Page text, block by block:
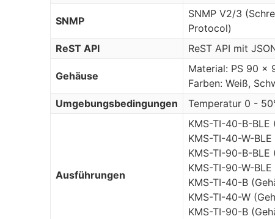
SNMP
SNMP V2/3
Protocol)
ReST API
ReST API mit
Gehäuse
Material: PS 90 x
Farben: Weiß,
Umgebungsbedingungen
Temperatur 0 -
Ausführungen
KMS-TI-40-B-BLE
KMS-TI-40-W-
KMS-TI-90-B-BLE
KMS-TI-90-W-
KMS-TI-40-B
KMS-TI-40-W
KMS-TI-90-B